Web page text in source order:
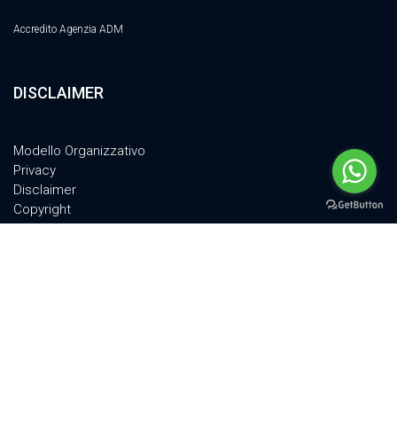
Accredito Agenzia ADM
DISCLAIMER
Modello Organizzativo
Privacy
Disclaimer
Copyright